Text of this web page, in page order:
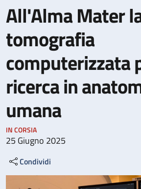
All'Alma Mater
tomografia
computerizzata
ricerca in
umana
IN CORSIA
25 Giugno 2025
Condividi